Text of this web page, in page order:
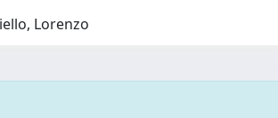
Lorenzo